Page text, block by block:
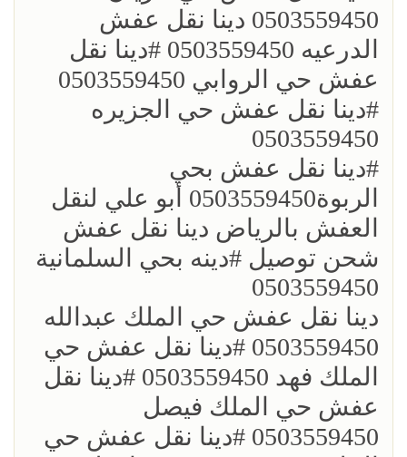
0503559450 دينا نقل عفش
الدرعيه 0503559450 ؜#دينا نقل
عفش حي الروابي 0503559450
؜#دينا نقل عفش حي الجزيره
0503559450
؜؜#دينا نقل عفش بحي
الربوة0503559450 أبو علي لنقل
العفش بالرياض دينا نقل عفش
شحن توصيل ؜#دينه بحي السلمانية
0503559450
؜دينا نقل عفش حي الملك عبدالله
0503559450 ؜#دينا نقل عفش حي
الملك فهد 0503559450 ؜#دينا نقل
عفش حي الملك فيصل
0503559450 ؜#دينا نقل عفش حي